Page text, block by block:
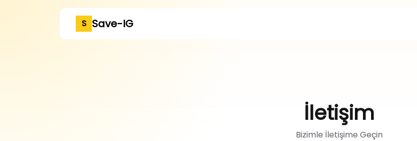
S Save-IG
İletişim
Bizimle İletişime Geçin